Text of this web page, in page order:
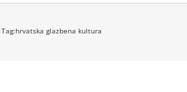
Tag:hrvatska glazbena kultura